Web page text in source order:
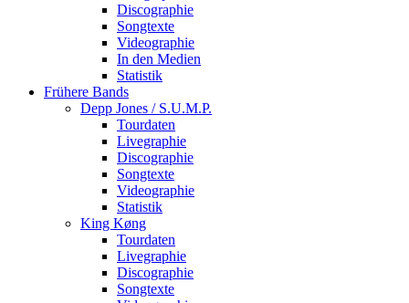
Discographie
Songtexte
Videographie
In den Medien
Statistik
Frühere Bands
Depp Jones / S.U.M.P.
Tourdaten
Livegraphie
Discographie
Songtexte
Videographie
Statistik
King Køng
Tourdaten
Livegraphie
Discographie
Songtexte